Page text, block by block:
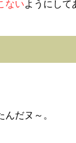
ないようにして
だヌ～。